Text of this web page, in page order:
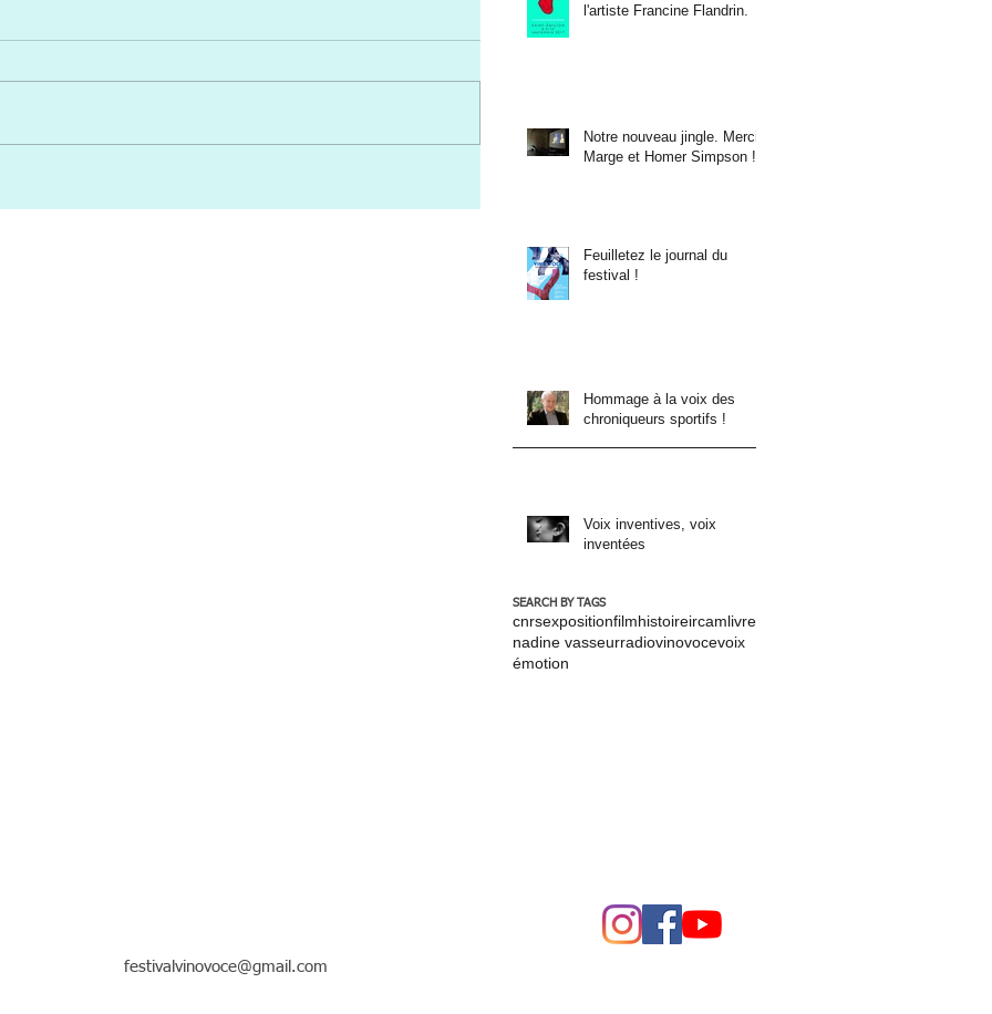
l'artiste Francine Flandrin.
Notre nouveau jingle. Merci
Marge et Homer Simpson !
Feuilletez le journal du
festival !
Hommage à la voix des
chroniqueurs sportifs !
Voix inventives, voix
inventées
SEARCH BY TAGS
cnrsexpositionfilmhistoireircamlivre
nadine vasseurradiovinovocevoix
émotion
festivalvinovoce@gmail.com